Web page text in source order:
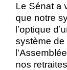
Le Sénat a
que notre
l’optique
système de
nos